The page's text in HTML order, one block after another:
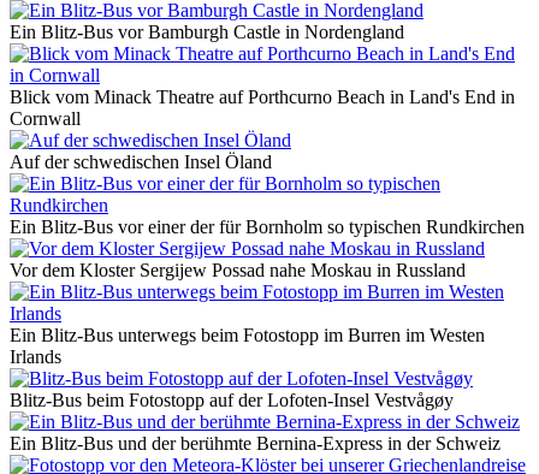
Ein Blitz-Bus vor Bamburgh Castle in Nordengland
Blick vom Minack Theatre auf Porthcurno Beach in Land's End in
Cornwall
Auf der schwedischen Insel Öland
Ein Blitz-Bus vor einer der für Bornholm so typischen Rundkirchen
Vor dem Kloster Sergijew Possad nahe Moskau in Russland
Ein Blitz-Bus unterwegs beim Fotostopp im Burren im Westen
Irlands
Blitz-Bus beim Fotostopp auf der Lofoten-Insel Vestvågøy
Ein Blitz-Bus und der berühmte Bernina-Express in der Schweiz